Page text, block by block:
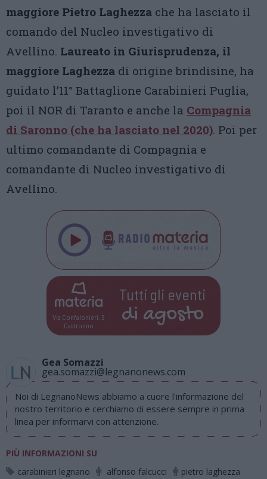
maggiore Pietro Laghezza che ha lasciato il
comando del Nucleo investigativo di
Avellino. Laureato in Giurisprudenza, il
maggiore Laghezza di origine brindisine, ha
guidato l’11° Battaglione Carabinieri Puglia,
poi il NOR di Taranto e anche la Compagnia
di Saronno (che ha lasciato nel 2020). Poi per
ultimo comandante di Compagnia e
comandante di Nucleo investigativo di
Avellino.
Via Confalonieri, 5
Castronno
Tutti gli eventi
di agosto
Gea Somazzi
gea.somazzi@legnanonews.com
Noi di LegnanoNews abbiamo a cuore l'informazione del
nostro territorio e cerchiamo di essere sempre in prima
linea per informarvi con attenzione.
PIÙ INFORMAZIONI SU
carabinieri legnano
alfonso falcucci pietro laghezza